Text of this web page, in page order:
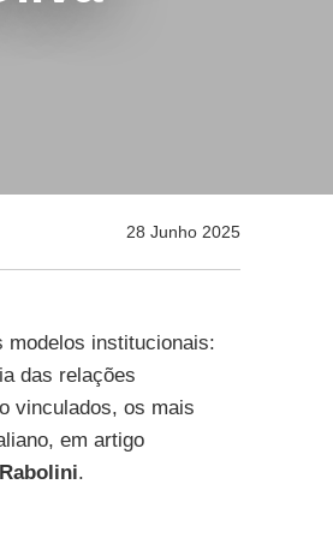
28 Junho 2025
modelos institucionais:
das relações
vinculados, os mais
em artigo
Rabolini.